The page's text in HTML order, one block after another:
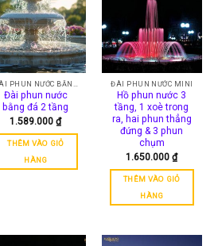
Đài phun nước
bằng đá 2 tầng
1.589.000₫
THÊM VÀO GIỎ
HÀNG
ĐÀI PHUN NƯỚC MINI
Hồ phun nước 3
tầng, 1 xoè trong
ra, hai phun thẳng
đứng & 3 phun
chụm
1.650.000₫
THÊM VÀO GIỎ
HÀNG